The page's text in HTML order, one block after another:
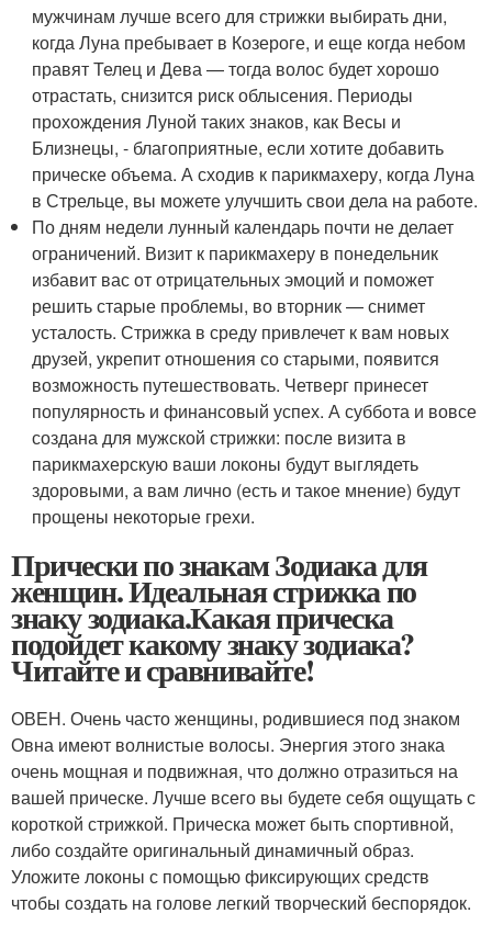
мужчинам лучше всего для стрижки выбирать дни,
когда Луна пребывает в Козероге, и еще когда небом
правят Телец и Дева — тогда волос будет хорошо
отрастать, снизится риск облысения. Периоды
прохождения Луной таких знаков, как Весы и
Близнецы, - благоприятные, если хотите добавить
прическе объема. А сходив к парикмахеру, когда Луна
в Стрельце, вы можете улучшить свои дела на работе.
По дням недели лунный календарь почти не делает
ограничений. Визит к парикмахеру в понедельник
избавит вас от отрицательных эмоций и поможет
решить старые проблемы, во вторник — снимет
усталость. Стрижка в среду привлечет к вам новых
друзей, укрепит отношения со старыми, появится
возможность путешествовать. Четверг принесет
популярность и финансовый успех. А суббота и вовсе
создана для мужской стрижки: после визита в
парикмахерскую ваши локоны будут выглядеть
здоровыми, а вам лично (есть и такое мнение) будут
прощены некоторые грехи.
Прически по знакам Зодиака для
женщин. Идеальная стрижка по
знаку зодиака.Какая прическа
подойдет какому знаку зодиака?
Читайте и сравнивайте!
ОВЕН. Очень часто женщины, родившиеся под знаком
Овна имеют волнистые волосы. Энергия этого знака
очень мощная и подвижная, что должно отразиться на
вашей прическе. Лучше всего вы будете себя ощущать с
короткой стрижкой. Прическа может быть спортивной,
либо создайте оригинальный динамичный образ.
Уложите локоны с помощью фиксирующих средств
чтобы создать на голове легкий творческий беспорядок.